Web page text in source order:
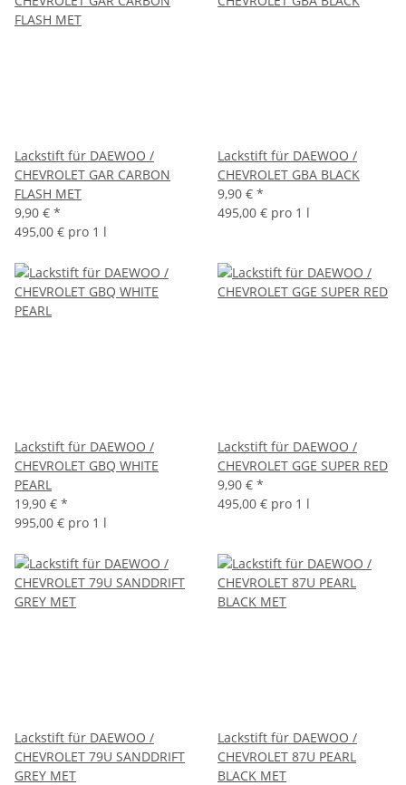
Lackstift für DAEWOO /
CHEVROLET GAR CARBON
FLASH MET
9,90 € *
495,00 € pro 1 l
Lackstift für DAEWOO /
CHEVROLET GBA BLACK
9,90 € *
495,00 € pro 1 l
Lackstift für DAEWOO /
CHEVROLET GBQ WHITE
PEARL
19,90 € *
995,00 € pro 1 l
Lackstift für DAEWOO /
CHEVROLET GGE SUPER RED
9,90 € *
495,00 € pro 1 l
Lackstift für DAEWOO /
CHEVROLET 79U SANDDRIFT
GREY MET
Lackstift für DAEWOO /
CHEVROLET 87U PEARL
BLACK MET